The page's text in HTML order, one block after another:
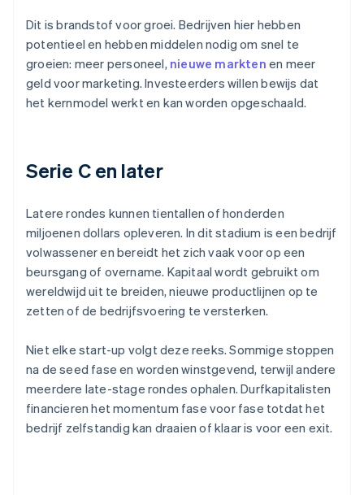
Dit is brandstof voor groei. Bedrijven hier hebben
potentieel en hebben middelen nodig om snel te
groeien: meer personeel, nieuwe markten en meer
geld voor marketing. Investeerders willen bewijs dat
het kernmodel werkt en kan worden opgeschaald.
Serie C en later
Latere rondes kunnen tientallen of honderden
miljoenen dollars opleveren. In dit stadium is een bedrijf
volwassener en bereidt het zich vaak voor op een
beursgang of overname. Kapitaal wordt gebruikt om
wereldwijd uit te breiden, nieuwe productlijnen op te
zetten of de bedrijfsvoering te versterken.
Niet elke start-up volgt deze reeks. Sommige stoppen
na de seed fase en worden winstgevend, terwijl andere
meerdere late-stage rondes ophalen. Durfkapitalisten
financieren het momentum fase voor fase totdat het
bedrijf zelfstandig kan draaien of klaar is voor een exit.